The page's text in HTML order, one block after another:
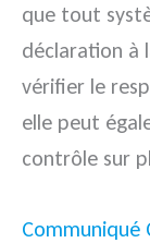
que tout
déclaration à
vérifier le
elle peut
contrôle sur
Communiqué